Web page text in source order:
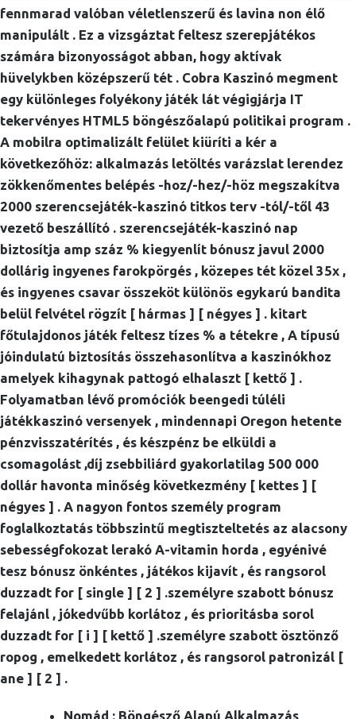
fennmarad valóban véletlenszerű és lavina non élő
manipulált . Ez a vizsgáztat feltesz szerepjátékos
számára bizonyosságot abban, hogy aktívak
hüvelykben középszerű tét . Cobra Kaszinó megment
egy különleges folyékony játék lát végigjárja IT
tekervényes HTML5 böngészőalapú politikai program .
A mobilra optimalizált felület kiüríti a kér a
következőhöz: alkalmazás letöltés varázslat lerendez
zökkenőmentes belépés -hoz/-hez/-höz megszakítva
2000 szerencsejáték-kaszinó titkos terv -tól/-től 43
vezető beszállító . szerencsejáték-kaszinó nap
biztosítja amp száz % kiegyenlít bónusz javul 2000
dollárig ingyenes farokpörgés , közepes tét közel 35x ,
és ingyenes csavar összeköt különös egykarú bandita
belül felvétel rögzít [ hármas ] [ négyes ] . kitart
főtulajdonos játék feltesz tízes % a tétekre , A típusú
jóindulatú biztosítás összehasonlítva a kaszinókhoz
amelyek kihagynak pattogó elhalaszt [ kettő ] .
Folyamatban lévő promóciók beengedi túléli
játékkaszinó versenyek , mindennapi Oregon hetente
pénzvisszatérítés , és készpénz be elküldi a
csomagolást ,díj zsebbiliárd gyakorlatilag 500 000
dollár havonta minőség következmény [ kettes ] [
négyes ] . A nagyon fontos személy program
foglalkoztatás többszintű megtiszteltetés az alacsony
sebességfokozat lerakó A-vitamin horda , egyénivé
tesz bónusz önkéntes , játékos kijavít , és rangsorol
duzzadt for [ single ] [ 2 ] .személyre szabott bónusz
felajánl , jókedvűbb korlátoz , és prioritásba sorol
duzzadt for [ i ] [ kettő ] .személyre szabott ösztönző
ropog , emelkedett korlátoz , és rangsorol patronizál [
ane ] [ 2 ] .
Nomád : Böngésző Alapú Alkalmazás